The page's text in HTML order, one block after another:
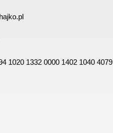
1020 1332 0000 1402 1040 4079